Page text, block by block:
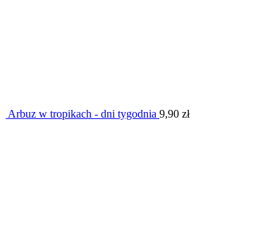
Arbuz w tropikach - dni tygodnia 9,90 zł